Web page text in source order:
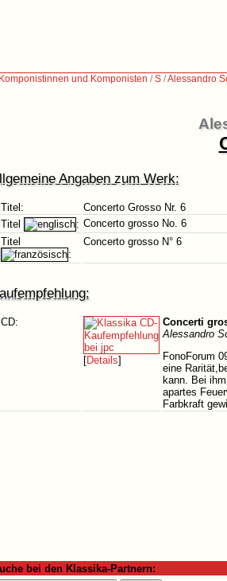
Komponistinnen und Komponisten /S /Alessandro
Angaben zum Werk:
Titel:
Concerto Grosso Nr. 6
Titel
: Concerto grosso No. 6
Titel
:
Concerto grosso N° 6
CD:
[Details]
Concerti
Alessandro
FonoForum
eine
kann. Bei
apartes
Farbkraft
bei den Klassika-Partnern: